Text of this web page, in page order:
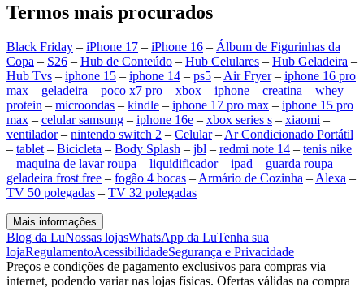
Termos mais procurados
Black Friday – iPhone 17 – iPhone 16 – Álbum de Figurinhas da
Copa – S26 – Hub de Conteúdo – Hub Celulares – Hub Geladeira –
Hub Tvs – iphone 15 – iphone 14 – ps5 – Air Fryer– iphone 16 pro
max – geladeira – poco x7 pro – xbox – iphone – creatina – whey
protein – microondas – kindle – iphone 17 pro max – iphone 15 pro
max – celular samsung – iphone 16e – xbox series s – xiaomi –
ventilador– nintendo switch 2 – Celular– Ar Condicionado Portátil
– tablet – Bicicleta – Body Splash – jbl – redmi note 14 – tenis nike
– maquina de lavar roupa – liquidificador– ipad – guarda roupa –
geladeira frost free – fogão 4 bocas – Armário de Cozinha – Alexa –
TV 50 polegadas – TV 32 polegadas
Mais informações
Blog da LuNossas lojasWhatsApp da LuTenha sua
lojaRegulamentoAcessibilidadeSegurança e Privacidade
Preços e condições de pagamento exclusivos para compras via
internet, podendo variar nas lojas físicas. Ofertas válidas na compra